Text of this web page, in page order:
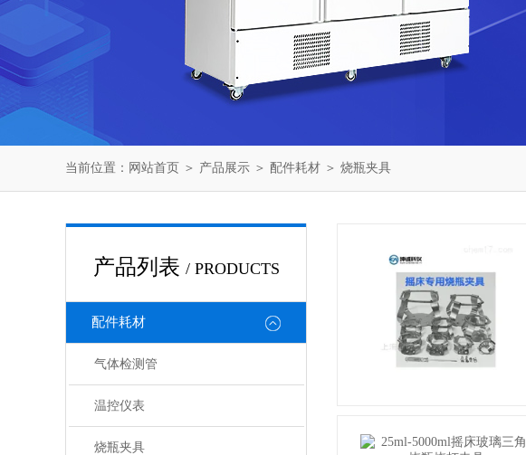
当前位置： 网站首页 ＞ 产品展示 ＞ 配件耗材 ＞ 烧瓶夹具
产品列表 / PRODUCTS
配件耗材
气体检测管
温控仪表
烧瓶夹具